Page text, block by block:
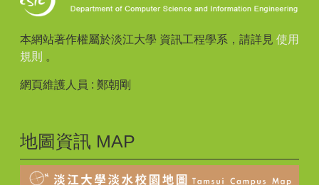
本網站著作權屬於淡江大學 資訊工程學系，請詳見 使用
規則 。
網頁維護人員 : 鄭朝剛
地圖資訊 MAP